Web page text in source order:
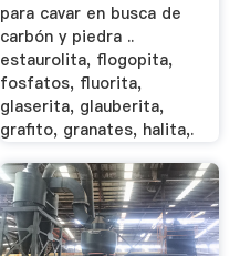
para cavar en busca de
carbón y piedra ..
estaurolita, flogopita,
fosfatos, fluorita,
glaserita, glauberita,
grafito, granates, halita,.